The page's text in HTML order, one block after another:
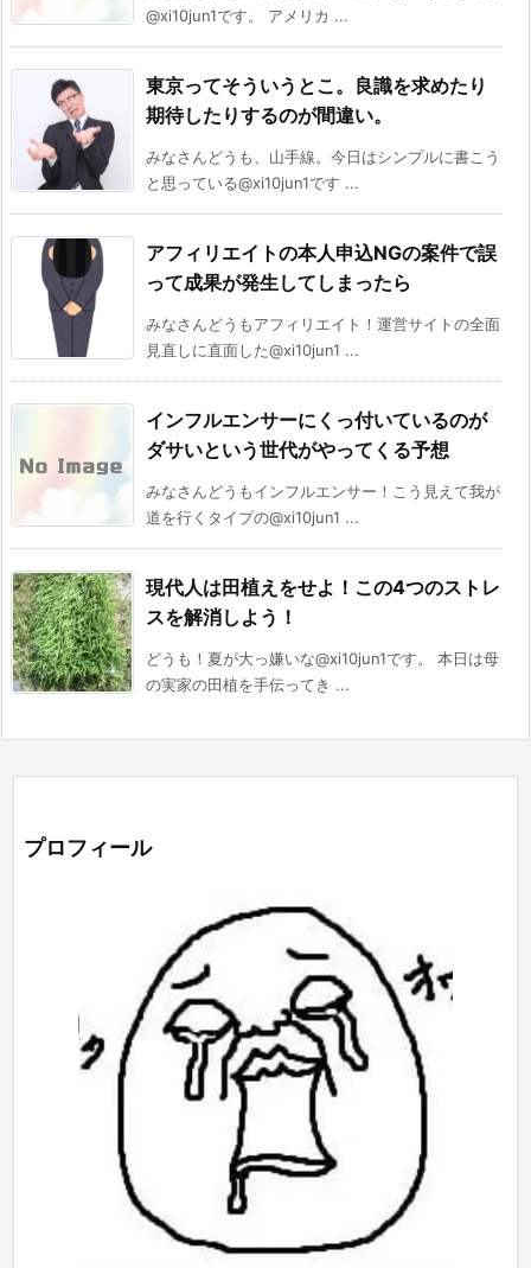
@xi10jun1です。 アメリカ ...
東京ってそういうとこ。良識を求めたり
期待したりするのが間違い。
みなさんどうも、山手線。今日はシンプルに書こう
と思っている@xi10jun1です ...
アフィリエイトの本人申込NGの案件で誤
って成果が発生してしまったら
みなさんどうもアフィリエイト！運営サイトの全面
見直しに直面した@xi10jun1 ...
インフルエンサーにくっ付いているのが
ダサいという世代がやってくる予想
みなさんどうもインフルエンサー！こう見えて我が
道を行くタイプの@xi10jun1 ...
現代人は田植えをせよ！この4つのストレ
スを解消しよう！
どうも！夏が大っ嫌いな@xi10jun1です。 本日は母
の実家の田植を手伝ってき ...
プロフィール